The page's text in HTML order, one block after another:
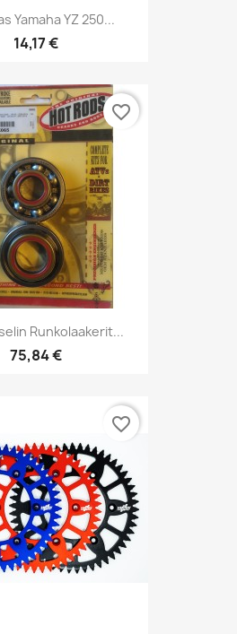
Yamaha YZ 250...
14,17 €
Runkolaakerit...
75,84 €
favorite_border
favorite_border